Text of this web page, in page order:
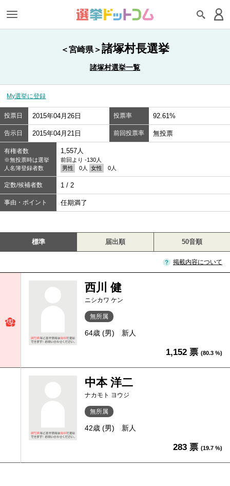
＜宮崎県＞諸塚村長選挙
諸塚村選挙一覧
My選挙に登録
投票日 2015年04月26日 投票率 92.61%
告示日 2015年04月21日 前回投票率 無投票
有権者数
※無投票時は選挙
人名簿登録者数
1,557人
前回より -130人
男性
0人 女性 0人
定数/候補者数 1 / 2
事由・ポイント 任期満了
標準 届出順 50音順
掲載内容について
西川 健
ニシカワ ケン
無所属
64歳 (男) 新人
1,152 票 (80.3 %)
中本 洋二
ナカモト ヨウジ
無所属
42歳 (男) 新人
283 票 (19.7 %)